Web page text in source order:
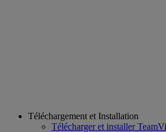
Téléchargement et Installation
Télécharger et installer